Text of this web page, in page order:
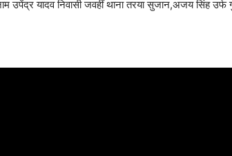
उपेंद्र यादव निवासी जवहीं थाना तरया सुजान,अजय सिंह उर्फ